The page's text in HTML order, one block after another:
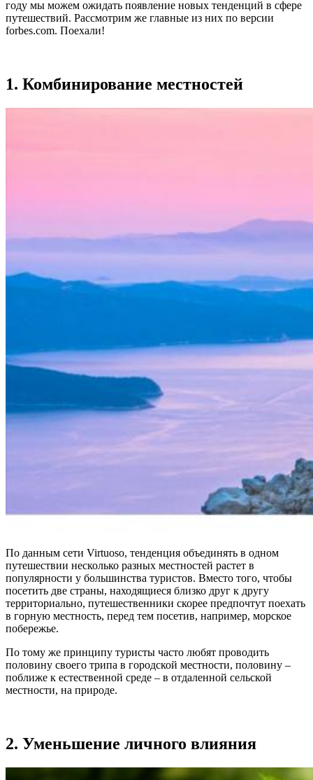
году мы можем ожидать появление новых тенденций в сфере
путешествий. Рассмотрим же главные из них по версии
forbes.com. Поехали!
1. Комбинирование местностей
По данным сети Virtuoso, тенденция объединять в одном
путешествии несколько разных местностей растет в
популярности у большинства туристов. Вместо того, чтобы
посетить две страны, находящиеся близко друг к другу
территориально, путешественники скорее предпочтут поехать
в горную местность, перед тем посетив, например, морское
побережье.
По тому же принципу туристы часто любят проводить
половину своего трипа в городской местности, половину –
поближе к естественной среде – в отдаленной сельской
местности, на природе.
2. Уменьшение личного влияния